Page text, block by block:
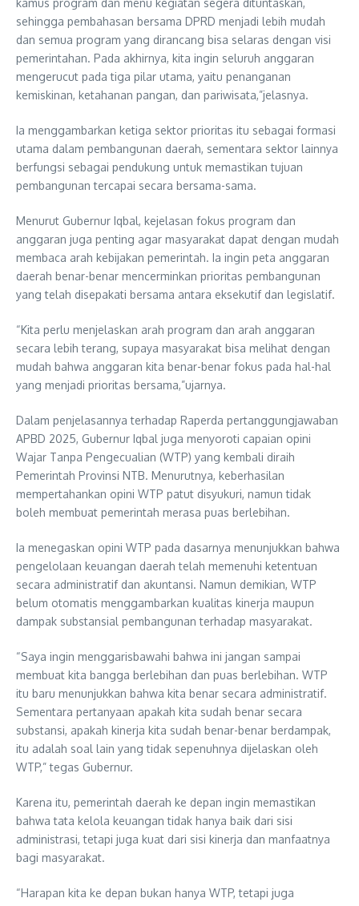
sehingga pembahasan bersama DPRD menjadi lebih mudah
dan semua program yang dirancang bisa selaras dengan visi
pemerintahan. Pada akhirnya, kita ingin seluruh anggaran
mengerucut pada tiga pilar utama, yaitu penanganan
kemiskinan, ketahanan pangan, dan pariwisata,”jelasnya.
Ia menggambarkan ketiga sektor prioritas itu sebagai formasi
utama dalam pembangunan daerah, sementara sektor lainnya
berfungsi sebagai pendukung untuk memastikan tujuan
pembangunan tercapai secara bersama-sama.
Menurut Gubernur Iqbal, kejelasan fokus program dan
anggaran juga penting agar masyarakat dapat dengan mudah
membaca arah kebijakan pemerintah. Ia ingin peta anggaran
daerah benar-benar mencerminkan prioritas pembangunan
yang telah disepakati bersama antara eksekutif dan legislatif.
“Kita perlu menjelaskan arah program dan arah anggaran
secara lebih terang, supaya masyarakat bisa melihat dengan
mudah bahwa anggaran kita benar-benar fokus pada hal-hal
yang menjadi prioritas bersama,”ujarnya.
Dalam penjelasannya terhadap Raperda pertanggungjawaban
APBD 2025, Gubernur Iqbal juga menyoroti capaian opini
Wajar Tanpa Pengecualian (WTP) yang kembali diraih
Pemerintah Provinsi NTB. Menurutnya, keberhasilan
mempertahankan opini WTP patut disyukuri, namun tidak
boleh membuat pemerintah merasa puas berlebihan.
Ia menegaskan opini WTP pada dasarnya menunjukkan bahwa
pengelolaan keuangan daerah telah memenuhi ketentuan
secara administratif dan akuntansi. Namun demikian, WTP
belum otomatis menggambarkan kualitas kinerja maupun
dampak substansial pembangunan terhadap masyarakat.
“Saya ingin menggarisbawahi bahwa ini jangan sampai
membuat kita bangga berlebihan dan puas berlebihan. WTP
itu baru menunjukkan bahwa kita benar secara administratif.
Sementara pertanyaan apakah kita sudah benar secara
substansi, apakah kinerja kita sudah benar-benar berdampak,
itu adalah soal lain yang tidak sepenuhnya dijelaskan oleh
WTP,” tegas Gubernur.
Karena itu, pemerintah daerah ke depan ingin memastikan
bahwa tata kelola keuangan tidak hanya baik dari sisi
administrasi, tetapi juga kuat dari sisi kinerja dan manfaatnya
bagi masyarakat.
“Harapan kita ke depan bukan hanya WTP, tetapi juga